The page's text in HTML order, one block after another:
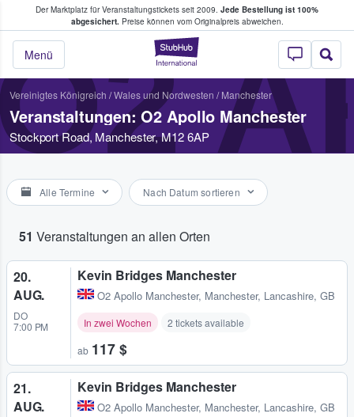
Der Marktplatz für Veranstaltungstickets seit 2009. Jede Bestellung ist 100%
abgesichert.Preise können vom Originalpreis abweichen.
StubHub - Wo
Menü
Tickets kaufen & verkaufen
Vereinigtes Königreich /Wales und Nordwesten / Manchester
Veranstaltungen: O2 Apollo Manchester
Stockport Road, Manchester, M12 6AP
Alle Termine Nach Datum sortieren
51 Veranstaltungen an allen Orten
20.
AUG.
DO
7:00 PM
Kevin Bridges Manchester
O2 Apollo Manchester, Manchester, Lancashire, GB
In zwei Wochen 2 tickets available
ab 117 $
21.
AUG.
Kevin Bridges Manchester
O2 Apollo Manchester, Manchester, Lancashire, GB